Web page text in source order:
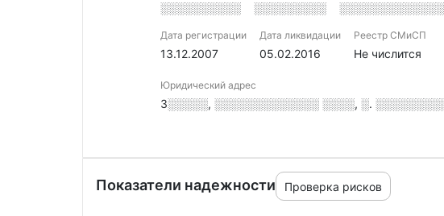
░░░░░░░░░░ ░░░░░░░░░ ░░░░░░░░░░░░░
Дата регистрации
13.12.2007
Дата ликвидации
05.02.2016
Реестр СМиСП
Не числится
Юридический адрес
3░░░░░, ░░░░░░░░░░░░░ ░░░░, ░.
Показатели надежности Проверка рисков